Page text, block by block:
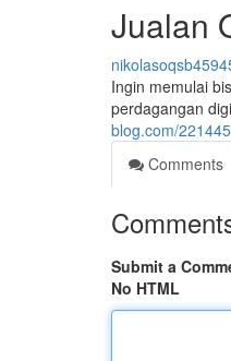
Jualan
Ingin memulai
perdagangan
blog.com/
Comments
Submit a
No HTML